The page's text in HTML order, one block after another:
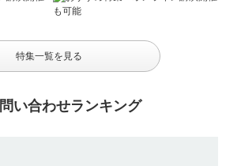
特集一覧を見る
い合わせランキング